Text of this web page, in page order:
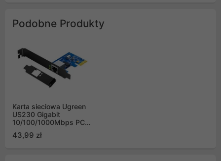
Podobne Produkty
Karta sieciowa Ugreen
US230 Gigabit
10/100/1000Mbps PCI-
E - czarna
43,99 zł